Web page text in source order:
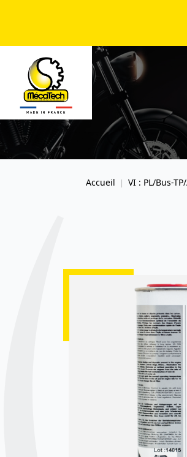
Accueil | VI : PL/Bus-